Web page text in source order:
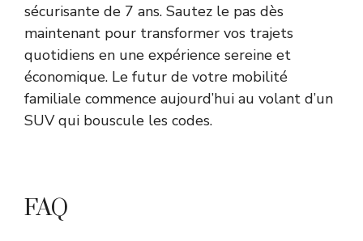
sécurisante de 7 ans. Sautez le pas dès
maintenant pour transformer vos trajets
quotidiens en une expérience sereine et
économique. Le futur de votre mobilité
familiale commence aujourd’hui au volant d’un
SUV qui bouscule les codes.
FAQ